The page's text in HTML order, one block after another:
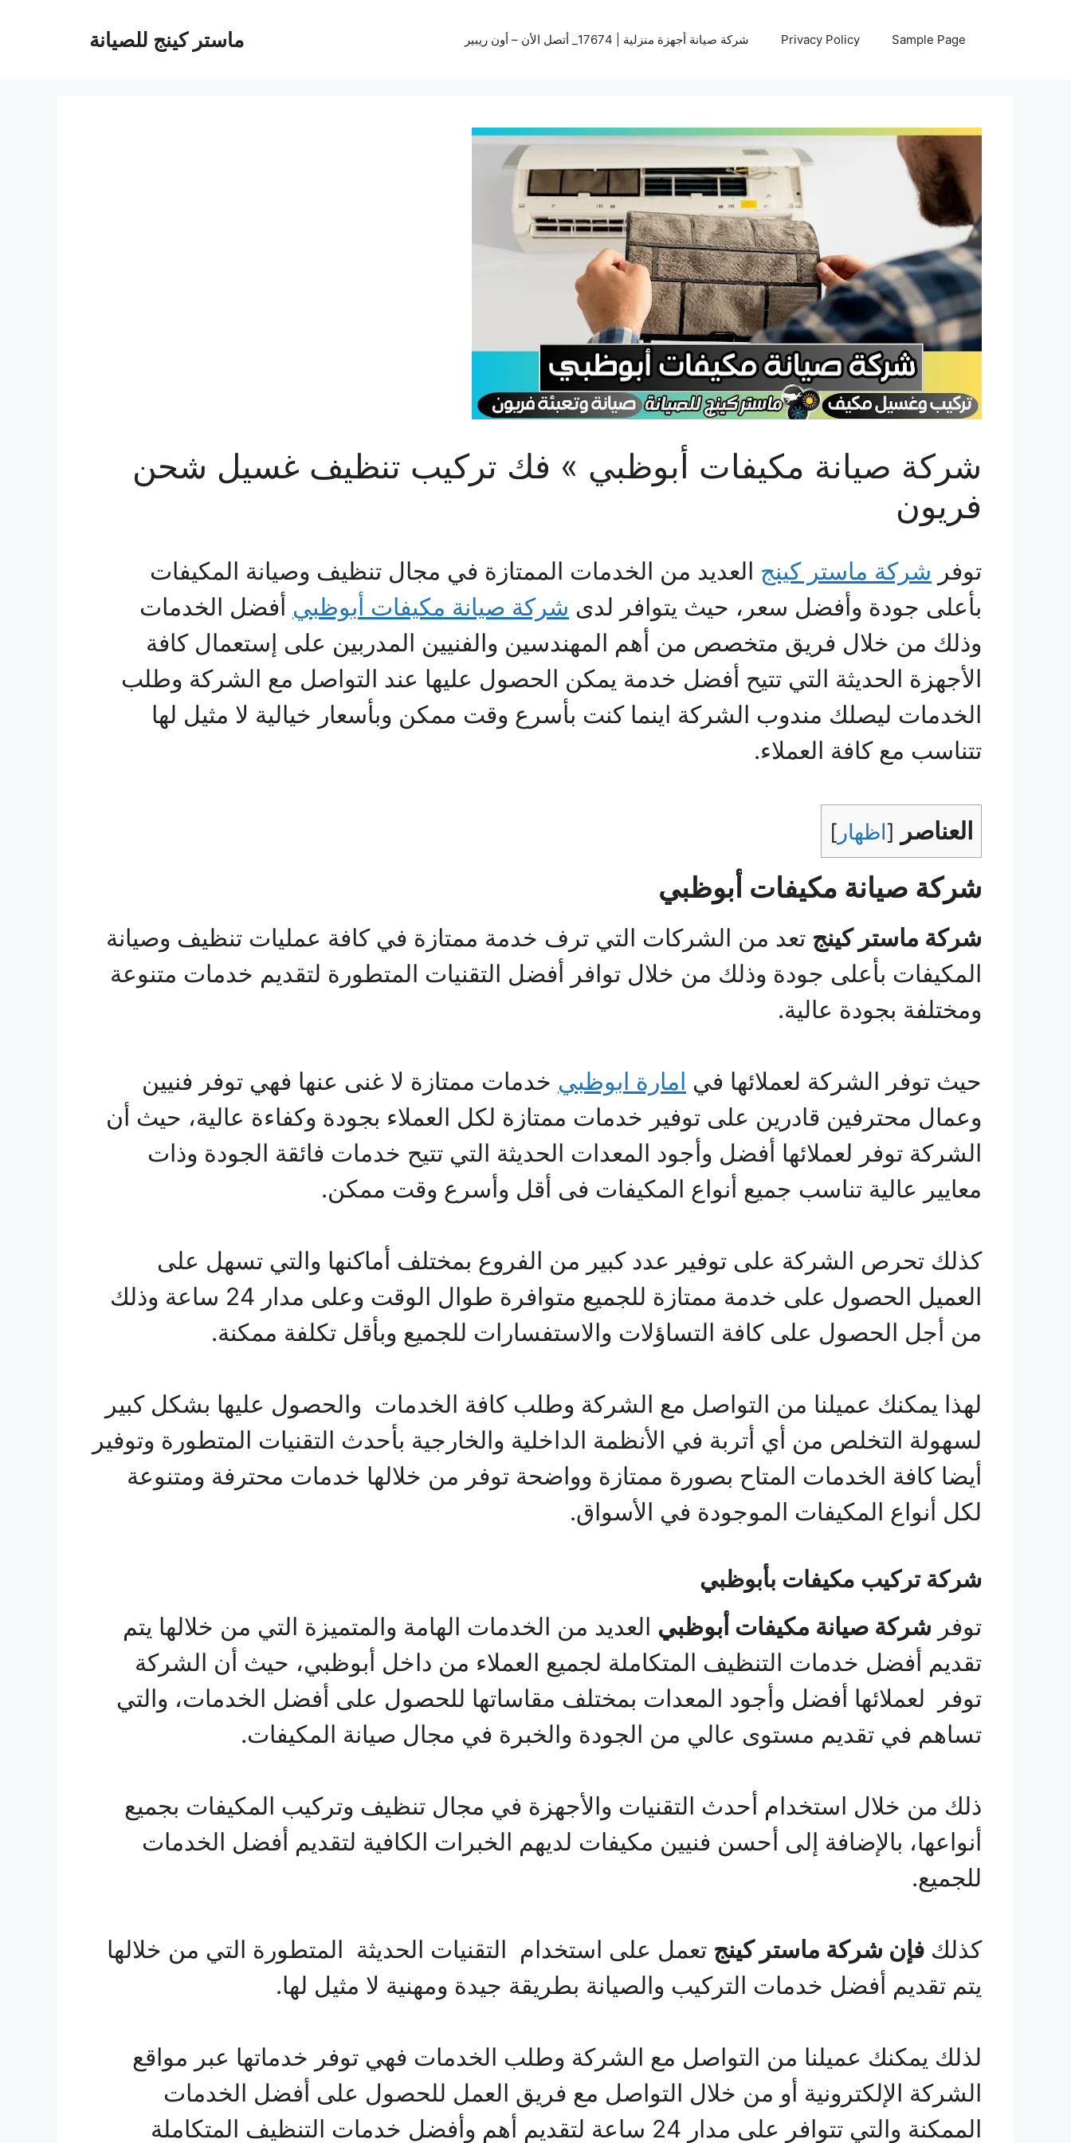
ماستر كينج للصيانة Sample Page
Privacy Policy شركة صيانة أجهزة منزلية | 17674_ أتصل الأن – أون ريبير
شركة صيانة مكيفات أبوظبي » فك تركيب تنظيف غسيل شحن
فريون
توفر شركة ماستر كينج العديد من الخدمات الممتازة في مجال تنظيف وصيانة المكيفات
بأعلى جودة وأفضل سعر، حيث يتوافر لدى شركة صيانة مكيفات أبوظبي أفضل الخدمات
وذلك من خلال فريق متخصص من أهم المهندسين والفنيين المدربين على إستعمال كافة
الأجهزة الحديثة التي تتيح أفضل خدمة يمكن الحصول عليها عند التواصل مع الشركة وطلب
الخدمات ليصلك مندوب الشركة اينما كنت بأسرع وقت ممكن وبأسعار خيالية لا مثيل لها
تتناسب مع كافة العملاء.
العناصر [اظهار ]
شركة صيانة مكيفات أبوظبي
شركة ماستر كينج تعد من الشركات التي ترف خدمة ممتازة في كافة عمليات تنظيف وصيانة
المكيفات بأعلى جودة وذلك من خلال توافر أفضل التقنيات المتطورة لتقديم خدمات متنوعة
ومختلفة بجودة عالية.
حيث توفر الشركة لعملائها في امارة ابوظبي خدمات ممتازة لا غنى عنها فهي توفر فنيين
وعمال محترفين قادرين على توفير خدمات ممتازة لكل العملاء بجودة وكفاءة عالية، حيث أن
الشركة توفر لعملائها أفضل وأجود المعدات الحديثة التي تتيح خدمات فائقة الجودة وذات
معايير عالية تناسب جميع أنواع المكيفات فى أقل وأسرع وقت ممكن.
كذلك تحرص الشركة على توفير عدد كبير من الفروع بمختلف أماكنها والتي تسهل على
العميل الحصول على خدمة ممتازة للجميع متوافرة طوال الوقت وعلى مدار 24 ساعة وذلك
من أجل الحصول على كافة التساؤلات والاستفسارات للجميع وبأقل تكلفة ممكنة.
لهذا يمكنك عميلنا من التواصل مع الشركة وطلب كافة الخدمات والحصول عليها بشكل كبير
لسهولة التخلص من أي أتربة في الأنظمة الداخلية والخارجية بأحدث التقنيات المتطورة وتوفير
أيضا كافة الخدمات المتاح بصورة ممتازة وواضحة توفر من خلالها خدمات محترفة ومتنوعة
لكل أنواع المكيفات الموجودة في الأسواق.
شركة تركيب مكيفات بأبوظبي
توفر شركة صيانة مكيفات أبوظبي العديد من الخدمات الهامة والمتميزة التي من خلالها يتم
تقديم أفضل خدمات التنظيف المتكاملة لجميع العملاء من داخل أبوظبي، حيث أن الشركة
توفر لعملائها أفضل وأجود المعدات بمختلف مقاساتها للحصول على أفضل الخدمات، والتي
تساهم في تقديم مستوى عالي من الجودة والخبرة في مجال صيانة المكيفات.
ذلك من خلال استخدام أحدث التقنيات والأجهزة في مجال تنظيف وتركيب المكيفات بجميع
أنواعها، بالإضافة إلى أحسن فنيين مكيفات لديهم الخبرات الكافية لتقديم أفضل الخدمات
للجميع.
كذلك فإن شركة ماستر كينج تعمل على استخدام التقنيات الحديثة المتطورة التي من خلالها
يتم تقديم أفضل خدمات التركيب والصيانة بطريقة جيدة ومهنية لا مثيل لها.
لذلك يمكنك عميلنا من التواصل مع الشركة وطلب الخدمات فهي توفر خدماتها عبر مواقع
الشركة الإلكترونية أو من خلال التواصل مع فريق العمل للحصول على أفضل الخدمات
الممكنة والتي تتوافر على مدار 24 ساعة لتقديم أهم وأفضل خدمات التنظيف المتكاملة